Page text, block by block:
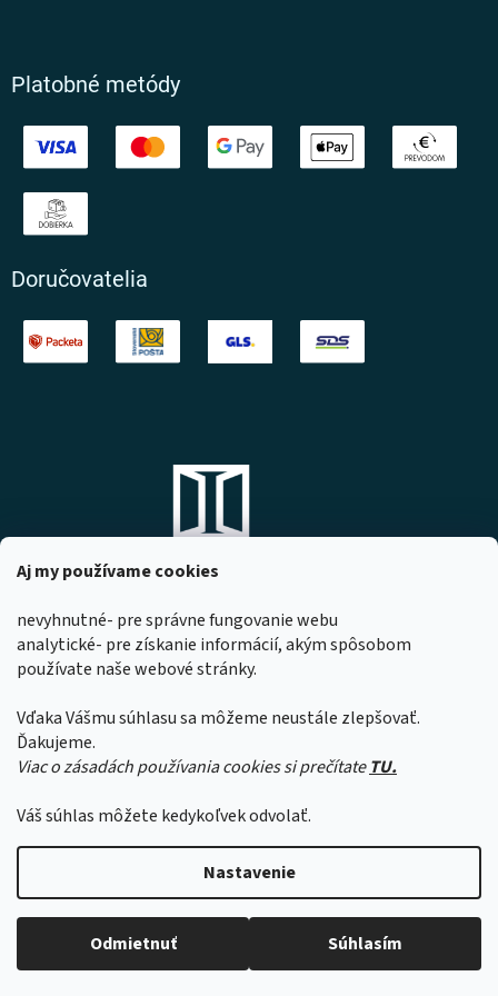
Aj my používame cookies
nevyhnutné- pre správne fungovanie webu
analytické- pre získanie informácií, akým spôsobom
používate naše webové stránky.
Vďaka Vášmu súhlasu sa môžeme neustále zlepšovať.
Ďakujeme.
Viac o zásadách používania cookies si prečítateTU.
Váš súhlas môžete kedykoľvek odvolať.
Nastavenie
Odmietnuť Súhlasím
Z dôvodu čerpania dovoleniek našimi
zamestnancami sa môže čas expedície
objednávok predĺžiť o 1 až 2 pracovné dni.
Ďakujeme za pochopenie.
Platobné metódy
Doručovatelia
DOMOVO s.r.o.
Komárňanská 167
947 01 Hurbanovo
IČO: 53967518
Copyright 2026domovo. Všetky práva vyhradené.Upraviť